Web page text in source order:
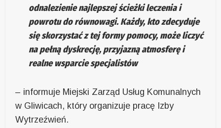
odnalezienie najlepszej ścieżki leczenia i
powrotu do równowagi. Każdy, kto zdecyduje
się skorzystać z tej formy pomocy, może liczyć
na pełną dyskrecję, przyjazną atmosferę i
realne wsparcie specjalistów
– informuje Miejski Zarząd Usług Komunalnych
w Gliwicach, który organizuje pracę Izby
Wytrzeźwień.